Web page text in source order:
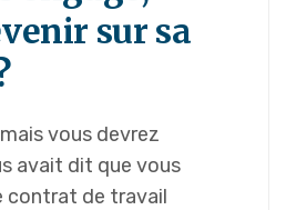
sur sa
vous devrez
avait dit que vous
contrat de travail